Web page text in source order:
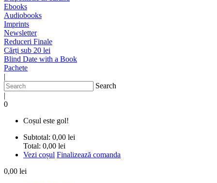
Ebooks
Audiobooks
Imprints
Newsletter
Reduceri Finale
Cărți sub 20 lei
Blind Date with a Book
Pachete
|
Search
|
0
Coșul este gol!
Subtotal: 0,00 lei
Total: 0,00 lei
Vezi coșul Finalizează comanda
0,00 lei